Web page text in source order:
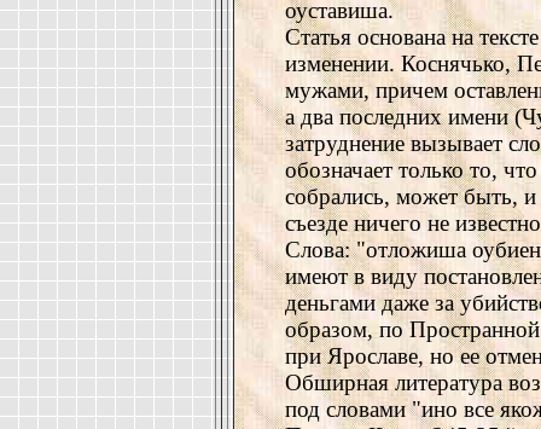
оуставиша.
Статья основана на
изменении. Коснячько,
мужами, причем
а два последних имени
затруднение вызывает
обозначает только то,
собрались, может быть,
съезде ничего не
Слова: "отложиша
имеют в виду
деньгами даже за
образом, по
при Ярославе, но ее
Обширная литература
под словами "ино все